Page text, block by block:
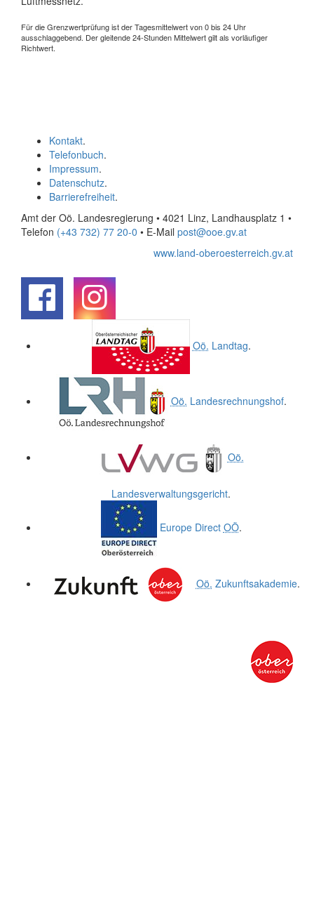
Für die Grenzwertprüfung ist der Tagesmittelwert von 0 bis 24 Uhr
ausschlaggebend. Der gleitende 24-Stunden Mittelwert gilt als vorläufiger
Richtwert.
Kontakt.
Telefonbuch.
Impressum.
Datenschutz.
Barrierefreiheit.
Amt der Oö. Landesregierung • 4021 Linz, Landhausplatz 1 •
Telefon (+43 732) 77 20-0 • E-Mail post@ooe.gv.at
www.land-oberoesterreich.gv.at
Oö. Landtag.
Oö. Landesrechnungshof.
Oö.
Landesverwaltungsgericht.
Europe Direct OÖ.
Oö. Zukunftsakademie.